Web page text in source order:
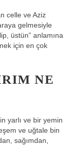
celle ve Aziz
gelmesiyle
üstün” anlamına
için en çok
NE
yarlı ve bir yemin
ve uğtale bin
sağımdan,